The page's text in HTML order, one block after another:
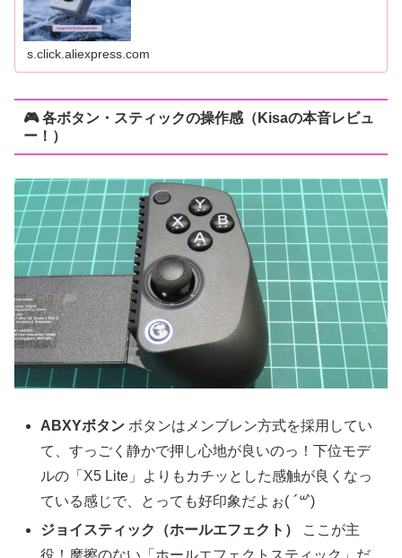
s.click.aliexpress.com
🎮 各ボタン・スティックの操作感（Kisaの本音レビュ
ー！）
ABXYボタン ボタンはメンブレン方式を採用してい
て、すっごく静かで押し心地が良いのっ！下位モデ
ルの「X5 Lite」よりもカチッとした感触が良くなっ
ている感じで、とっても好印象だよぉ( ´꒳`)
ジョイスティック（ホールエフェクト）
ここが主
役！摩擦のない「ホールエフェクトスティック」だ